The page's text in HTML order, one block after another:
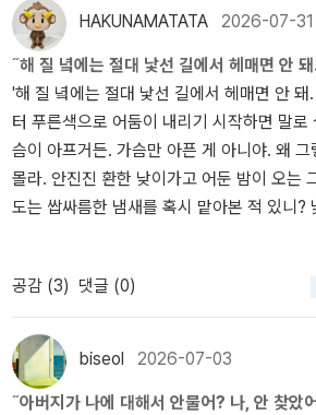
감에 따라, 이 책이 주는 깊이가 다를 듯하다.
직한 인생을 엿본다. 결코 만만치 않은 우리
교훈도 내 속에서 체험된 후가 아니면 절대
거운 줄 알면서도 뜨거운 불 앞으로 다가가는
내 삶은 발전할 것이다. 나는 그렇게 믿는다.
소의 귀를 가졌다. (296쪽)​사람들 사는 것이
각이 들었다. 인생이 그런 건가 보다. ​안진진
각자 자신의 인생을 들여다보고 인생에 대한
살아가면서 탐구하는 것, 실수는 되풀이되는
삶의 순간순간 깨달으면서 말이다. ​타인의
을 통해 생각할 거리를 건네받는 시간을 가
간이 인생을 탐색하는 여정이 되었다. 특히
거기에 따른 사색을 함께 할 수 있어서 이 책
가겠다는게 아닐까.
은고민에 이르게 한말이 생각납니다. 1998년 초판이 나온 지 벌써
25년이 흘러 누렇게 변한 책이지만 이 소설 『
꺼내 보고 싶은 책이었습니다. 쌍둥이는 결혼
람으로 나뉘어진 삶은 급격히 달라졌고 안
선택으로 어려운 삶을 살았는지 지금은 조금
다시 읽을 때마다 전에는 몰랐던 소설 속 문
세월의 힘이 알려준 다른 해석에 놀라게 됩니다. 내 삶을 변
위해 어머니의 삶을 들추어 보아야 했던 주
로 힘겨운 삶을 살아가는 많은 어머니들의
싶어 집니다. 삶을 되어가는대로 그냥 놓아두
라 전 생애를 걸고라도 탐구하면서 사는게 인
두고 싶은 책입니다.
며 살아가야 한다는 사실을- P173결혼은 여
고, 남자에겐 평생 집행유예 같은 것이래.- P175어떤 일에 확 트여버
리면, 아주 뛰어나버리면, 바닷물이 시냇물 쳐들어오는 것을 보고 돌
아누워 끙 낮잠을 자버리듯이 그렇게 시시해
의 불행에 위로가 되는 것은 타인의 불행뿐
울하다는 생각만 줄일 수 있다면 불행의 극
HAKUNAMATATA 2026-07-31
˝해 질 녘에는 절대 낯선 길에서 헤매면 안
'해 질 녘에는 절대 낯선 길에서 헤매면 안 돼
터 푸른색으로 어둠이 내리기 시작하면 말로
슴이 아프거든. 가슴만 아픈 게 아니야. 왜 그
몰라. 안진진 환한 낮이가고 어둔 밤이 오는
도는 쌉싸름한 냄새를 혹시 맡아본 적 있니?
겨 오고 그러면 그만 견딜 수 없을 만큼 돌아
어디든 달리고 달려서 마구 돌아오고 싶어지
는 거야.....'- P94모든 되풀이 되는 일에는
P95
공감 (3) 댓글 (0)
biseol 2026-07-03
˝아버지가 나에 대해서 안물어? 나, 안 찾았